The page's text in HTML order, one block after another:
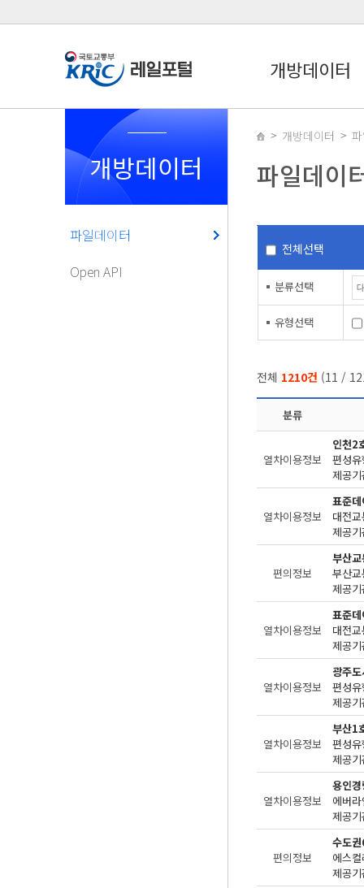
개방데이터
개방데이터
파일데이터
Open API
개방데이터
파일데이
전체선택
분류선택
유형선택
전체 1210건 (11 /
분류
열차이용정보
인천2
편성
제공
열차이용정보
표준
대전
제공
편의정보
부산
제공
열차이용정보
표준
대전
제공
열차이용정보
광주
편성
제공
열차이용정보
부산1
편성
제공
열차이용정보
용인
제공
편의정보
수도
에스
제공